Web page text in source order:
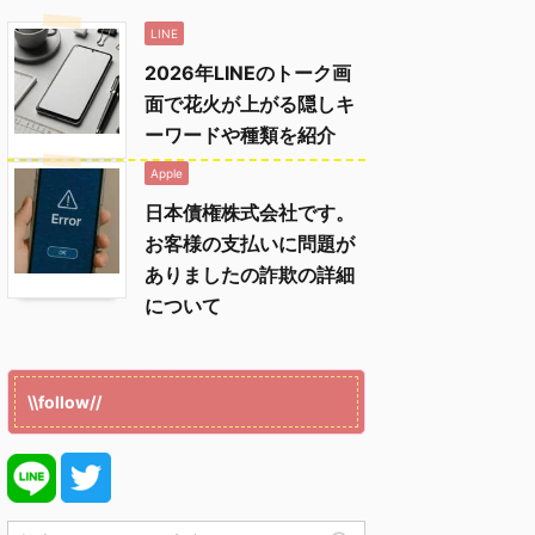
LINE
2026年LINEのトーク画
面で花火が上がる隠しキ
ーワードや種類を紹介
Apple
日本債権株式会社です。
お客様の支払いに問題が
ありましたの詐欺の詳細
について
\\follow//